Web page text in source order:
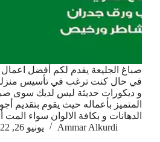
صباغ الجليعة يقدم لكم أفضل اعمال
في حال كنت ترغب في تأسيس
و ديكورات حديثة ليس لديك سوى
المتميز بأعماله حيث يقوم بتقديم
الدهانات و بكافة الالوان سواء المت
Ammar Alkurdi
يونيو 26, 2022